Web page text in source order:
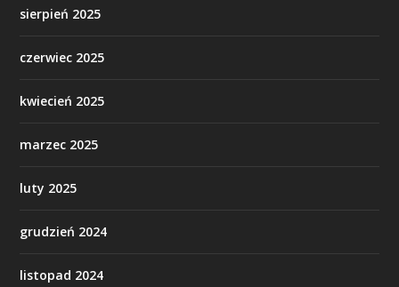
sierpień 2025
czerwiec 2025
kwiecień 2025
marzec 2025
luty 2025
grudzień 2024
listopad 2024